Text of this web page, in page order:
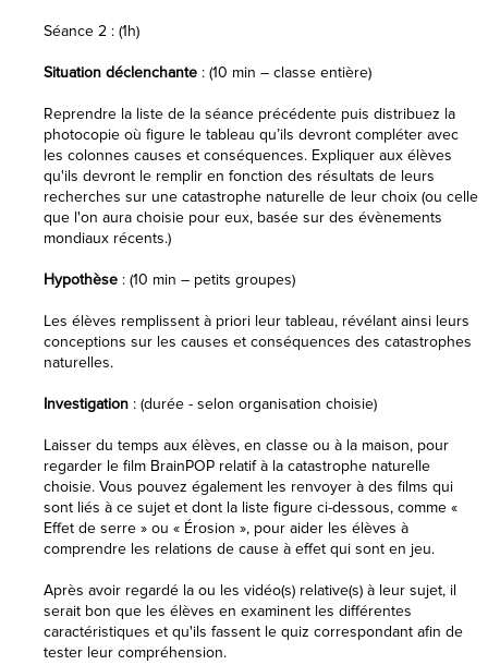
Séance 2 : (1h)
Situation déclenchante : (10 min – classe entière)
Reprendre la liste de la séance précédente puis distribuez la
photocopie où figure le tableau qu’ils devront compléter avec
les colonnes causes et conséquences. Expliquer aux élèves
qu'ils devront le remplir en fonction des résultats de leurs
recherches sur une catastrophe naturelle de leur choix (ou celle
que l'on aura choisie pour eux, basée sur des évènements
mondiaux récents.)
Hypothèse : (10 min – petits groupes)
Les élèves remplissent à priori leur tableau, révélant ainsi leurs
conceptions sur les causes et conséquences des catastrophes
naturelles.
Investigation : (durée - selon organisation choisie)
Laisser du temps aux élèves, en classe ou à la maison, pour
regarder le film BrainPOP relatif à la catastrophe naturelle
choisie. Vous pouvez également les renvoyer à des films qui
sont liés à ce sujet et dont la liste figure ci-dessous, comme «
Effet de serre » ou « Érosion », pour aider les élèves à
comprendre les relations de cause à effet qui sont en jeu.
Après avoir regardé la ou les vidéo(s) relative(s) à leur sujet, il
serait bon que les élèves en examinent les différentes
caractéristiques et qu'ils fassent le quiz correspondant afin de
tester leur compréhension.